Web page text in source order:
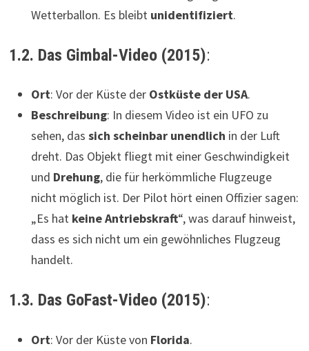
Wetterballon. Es bleibt unidentifiziert.
1.2. Das Gimbal-Video (2015):
Ort: Vor der Küste der Ostküste der USA.
Beschreibung: In diesem Video ist ein UFO zu
sehen, dassich scheinbar unendlich in der Luft
dreht. Das Objekt fliegt mit einer Geschwindigkeit
und Drehung, die für herkömmliche Flugzeuge
nicht möglich ist. Der Pilot hört einen Offizier sagen:
„Es hat keine Antriebskraft“, was darauf hinweist,
dass es sich nicht um ein gewöhnliches Flugzeug
handelt.
1.3. Das GoFast-Video (2015):
Ort: Vor der Küste von Florida.